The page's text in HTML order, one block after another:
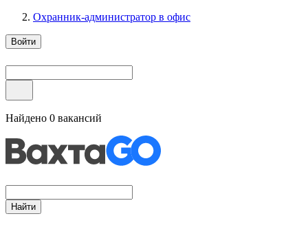
Охранник-администратор в офис
Войти
Найдено 0 вакансий
Найти